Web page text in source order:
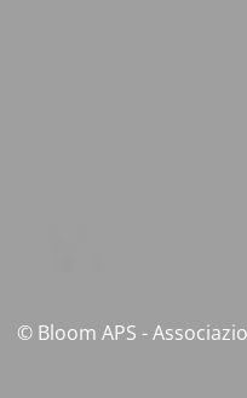
© Bloom APS -